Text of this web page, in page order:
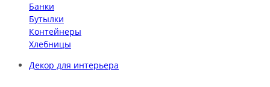
Банки
Бутылки
Контейнеры
Хлебницы
Декор для интерьера